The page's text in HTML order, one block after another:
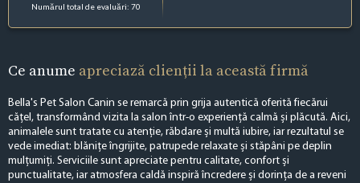
Numărul total de evaluări: 70
Ce anume apreciază clienții la această firmă
Bella's Pet Salon Canin se remarcă prin grija autentică oferită fiecărui
cățel, transformând vizita la salon într-o experiență calmă și plăcută. Aici,
animalele sunt tratate cu atenție, răbdare și multă iubire, iar rezultatul se
vede imediat: blănițe îngrijite, patrupede relaxate și stăpâni pe deplin
mulțumiți. Serviciile sunt apreciate pentru calitate, confort și
punctualitate, iar atmosfera caldă inspiră încredere și dorința de a reveni